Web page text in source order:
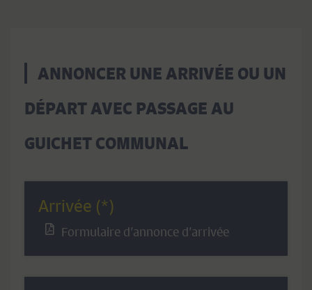
ANNONCER UNE ARRIVÉE OU UN
DÉPART AVEC PASSAGE AU
GUICHET COMMUNAL
Arrivée (*)
Formulaire d’annonce d’arrivée